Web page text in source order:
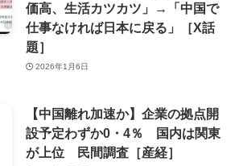
価高、生活カツカツ」→「中国で
仕事なければ日本に戻る」［X話
題］
2026年1月6日
【中国離れ加速か】企業の拠点開
設予定わずか0・4％ 国内は関東
が上位 民間調査［産経］